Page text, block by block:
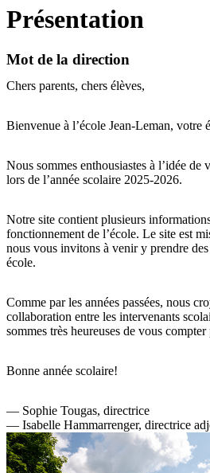
Présentation
Mot de la direction
Chers parents, chers élèves,
Bienvenue à l’école Jean-Leman, votre
Nous sommes enthousiastes à l’idée de
lors de l’année scolaire 2025-2026.
Notre site contient plusieurs
fonctionnement de l’école. Le site est
nous vous invitons à venir y prendre
école.
Comme par les années passées, nous
collaboration entre les intervenants
sommes très heureuses de vous
Bonne année scolaire!
— Sophie Tougas, directrice
— Isabelle Hammarrenger, directrice